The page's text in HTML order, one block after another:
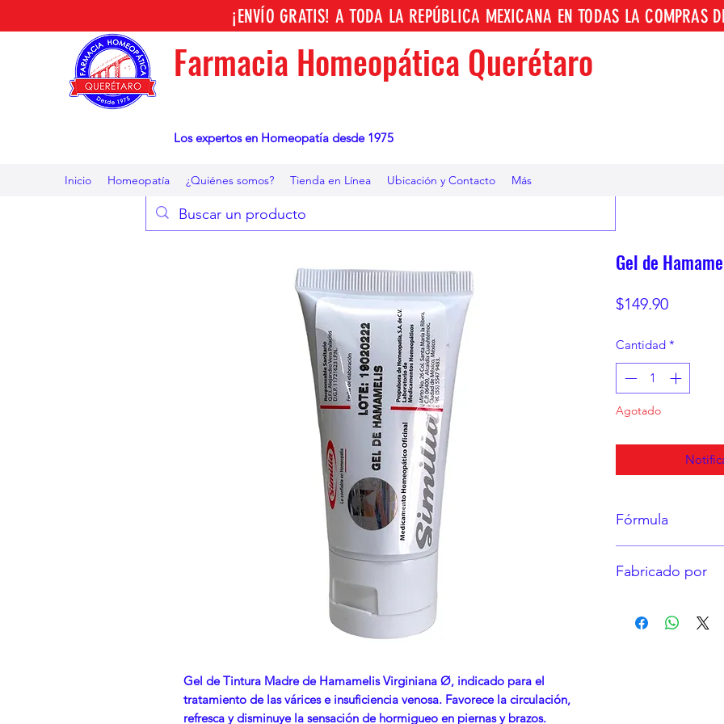
Farmacia Homeopática Querétaro
Los expertos en Homeopatía desde 1975
Inicio Homeopatía ¿Quiénes somos? Tienda en Línea Ubicación y Contacto Más
¡ENVÍO GRATIS! A TODA LA REPÚBLICA MEXICANA EN TODAS LA COMPRAS
Gel de Tintura Madre de Hamamelis Virginiana Ø, indicado para el
tratamiento de las várices e insuficiencia venosa. Favorece la circulación,
refresca y disminuye la sensación de hormigueo en piernas y brazos.
Gel de
$149.90Precio
Cantidad *
Agotado
Fórmula
Excipiente c.b.p.
Fabricado por
Colonia Santa